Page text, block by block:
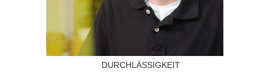
DURCHLÄSSIGKEIT